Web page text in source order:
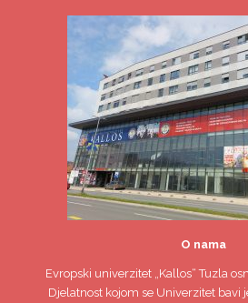
O nama
Evropski univerzitet„Kallos“ Tuzla
Djelatnost kojom se Univerzitet bavi